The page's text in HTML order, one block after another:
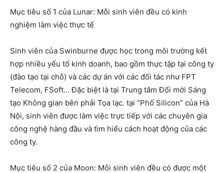
Mục tiêu số 1 của Lunar: Mỗi sinh viên đều có kinh
nghiệm làm việc thực tế
Sinh viên của Swinburne được học trong môi trường kết
hợp nhiều yếu tố kinh doanh, bao gồm thực tập tại công ty
(đào tạo tại chỗ) và các dự án với các đối tác như FPT
Telecom, FSoft… Đặc biệt là tại Trung tâm Đổi mới Sáng
tạo Không gian bên phải Tọa lạc. tại “Phố Silicon” của Hà
Nội, sinh viên được làm việc trực tiếp với các chuyên gia
công nghệ hàng đầu và tìm hiểu cách hoạt động của các
công ty.
Mục tiêu số 2 của Moon: Mỗi sinh viên đều có được một